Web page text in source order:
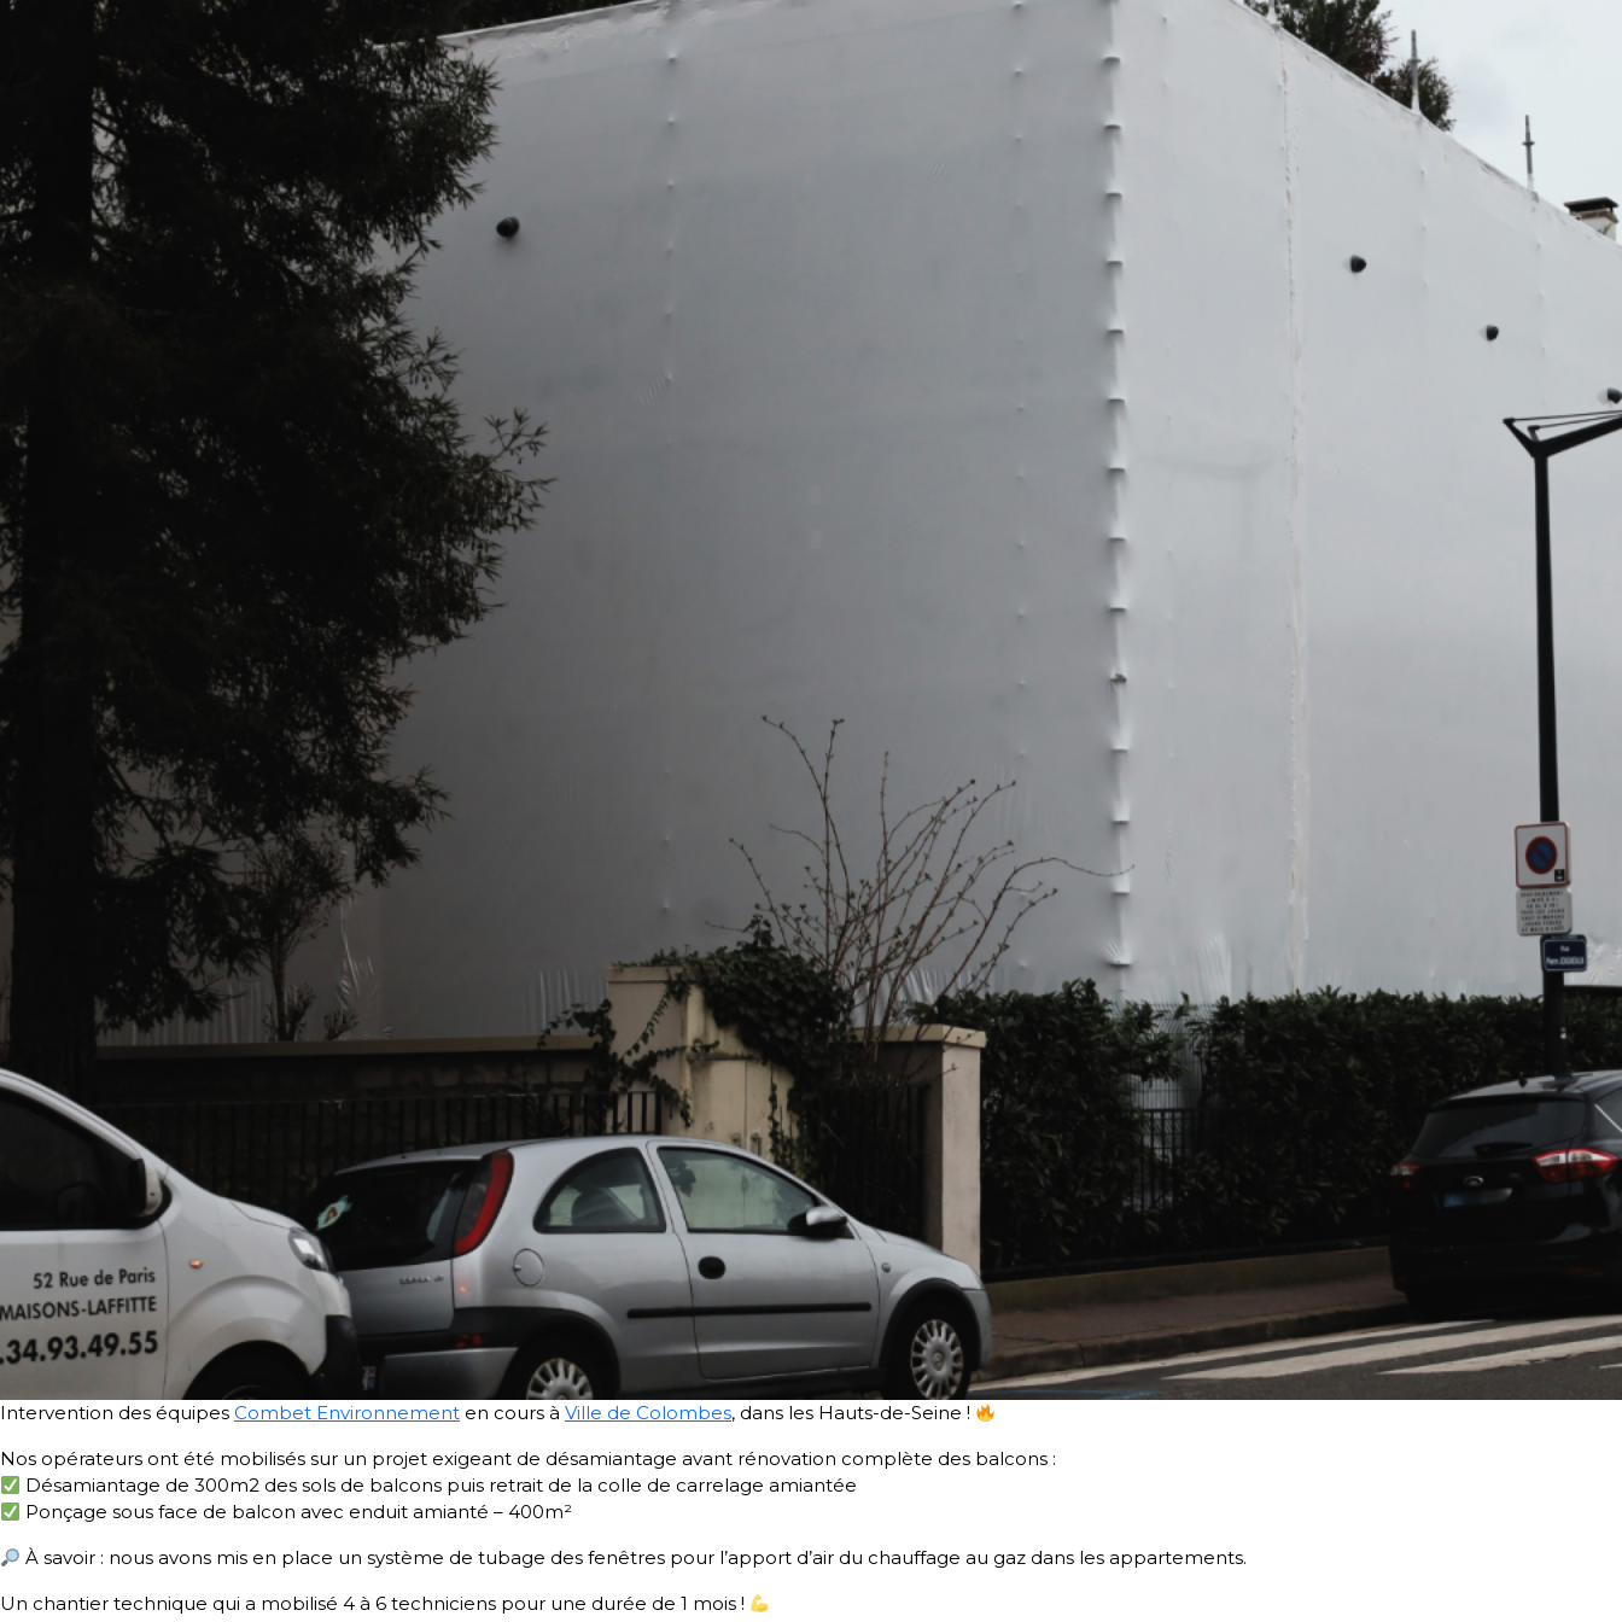
Intervention des équipes Combet Environnement en cours à Ville de Colombes, dans les Hauts-de-Seine !
Nos opérateurs ont été mobilisés sur un projet exigeant de désamiantage avant rénovation complète des balcons :
Désamiantage de 300m2 des sols de balcons puis retrait de la colle de carrelage amiantée
Ponçage sous face de balcon avec enduit amianté – 400m²
À savoir : nous avons mis en place un système de tubage des fenêtres pour l’apport d’air du chauffage au gaz dans les appartements.
Un chantier technique qui a mobilisé 4 à 6 techniciens pour une durée de 1 mois !